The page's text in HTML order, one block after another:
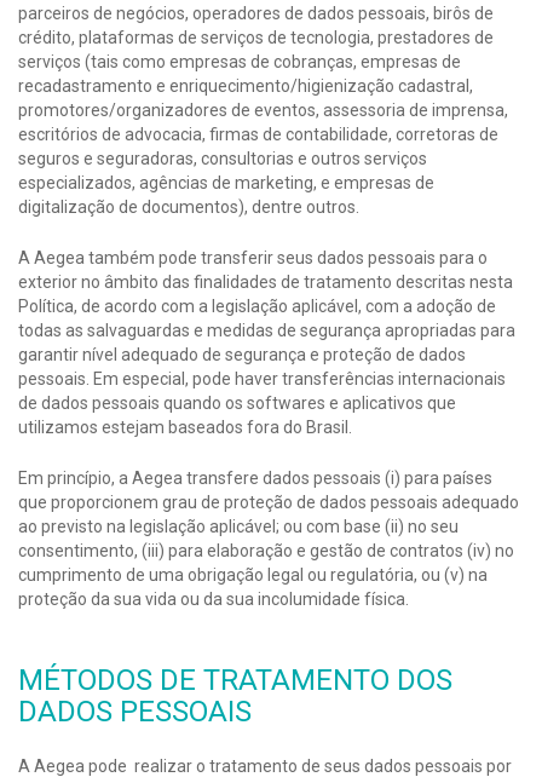
parceiros de negócios, operadores de dados pessoais, birôs de
crédito, plataformas de serviços de tecnologia, prestadores de
serviços (tais como empresas de cobranças, empresas de
recadastramento e enriquecimento/higienização cadastral,
promotores/organizadores de eventos, assessoria de imprensa,
escritórios de advocacia, firmas de contabilidade, corretoras de
seguros e seguradoras, consultorias e outros serviços
especializados, agências de marketing, e empresas de
digitalização de documentos), dentre outros.
A Aegea também pode transferir seus dados pessoais para o
exterior no âmbito das finalidades de tratamento descritas nesta
Política, de acordo com a legislação aplicável, com a adoção de
todas as salvaguardas e medidas de segurança apropriadas para
garantir nível adequado de segurança e proteção de dados
pessoais. Em especial, pode haver transferências internacionais
de dados pessoais quando os softwares e aplicativos que
utilizamos estejam baseados fora do Brasil.
Em princípio, a Aegea transfere dados pessoais (i) para países
que proporcionem grau de proteção de dados pessoais adequado
ao previsto na legislação aplicável; ou com base (ii) no seu
consentimento, (iii) para elaboração e gestão de contratos (iv) no
cumprimento de uma obrigação legal ou regulatória, ou (v) na
proteção da sua vida ou da sua incolumidade física.
MÉTODOS DE TRATAMENTO DOS
DADOS PESSOAIS
A Aegea pode realizar o tratamento de seus dados pessoais por